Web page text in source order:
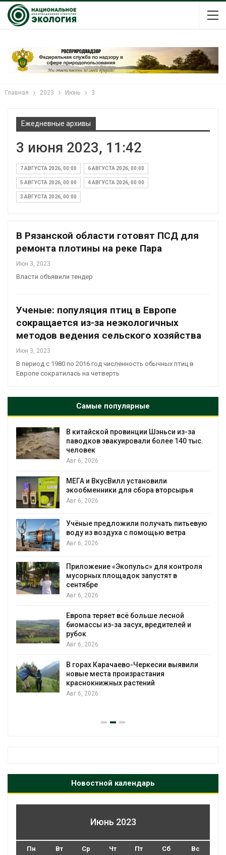
Главная 2023 Июнь 3
Ежедневные архивы
3 июня 2023, 11:42
7 АВГУСТА 2026, 00:00 6 АВГУСТА 2026, 00:00
5 АВГУСТА 2026, 00:00 4 АВГУСТА 2026, 00:00
3 АВГУСТА 2026, 00:00
В Рязанской области готовят ПСД для
ремонта плотины на реке Пара
Июн 3, 2023
Власти объявили тендер
Ученые: популяция птиц в Европе
сокращается из-за неэкологичных
методов ведения сельского хозяйства
Июн 3, 2023
В период с 1980 по 2016 год численность обычных птиц в
Европе сократилась на четверть
Самые популярные
В китайской провинции Шэньси из-за
паводков эвакуировали более 140 тыс.
человек
Авг 6, 2026
МЕГА и ВкусВилл установили
экообменники для сбора вторсырья
Авг 6, 2026
Учёные предложили получать питьевую
воду из воздуха с помощью ветра
Авг 6, 2026
Приложение «Экопульс» для контроля
мусорных площадок запустят в
сентябре
Авг 6, 2026
Европа теряет всё больше лесной
биомассы из-за засух, вредителей и
рубок
Авг 6, 2026
В горах Карачаево-Черкесии выявили
новые места произрастания
краснокнижных растений
Авг 6, 2026
Новостной календарь
Июнь 2023
Пн Вт Ср Чт Пт Сб Вс